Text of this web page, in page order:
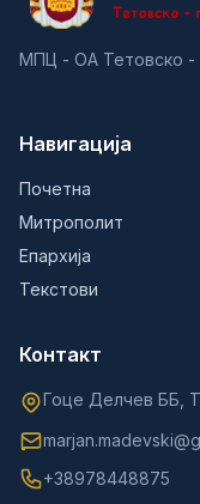
МПЦ - ОА Тетовско -
Навигација
Почетна
Митрополит
Епархија
Текстови
Контакт
Гоце Делчев ББ,
+38978448875